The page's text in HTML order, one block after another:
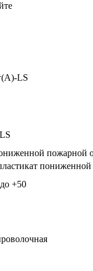
LS
пожарной
пониженной
+50